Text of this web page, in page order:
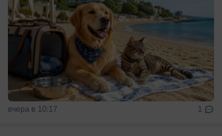
вчера в 10:17 1